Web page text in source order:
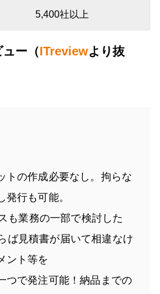
5,400社以上
ー（ITreviewより抜
トの作成必要なし。拘らな
発行も可能。
も業務の一部で検討した
ば見積書が届いて相違なけ
ント等を
つで発注可能！納品までの